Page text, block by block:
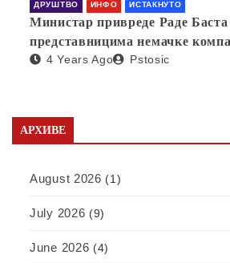
ДРУШТВО ИНФО ИСТАКНУТО
Министар привреде Раде Баста
представницима немачке
отварању фабрике у Србији
4 Years Ago Pstosic
АРХИВЕ
August 2026 (1)
July 2026 (9)
June 2026 (4)